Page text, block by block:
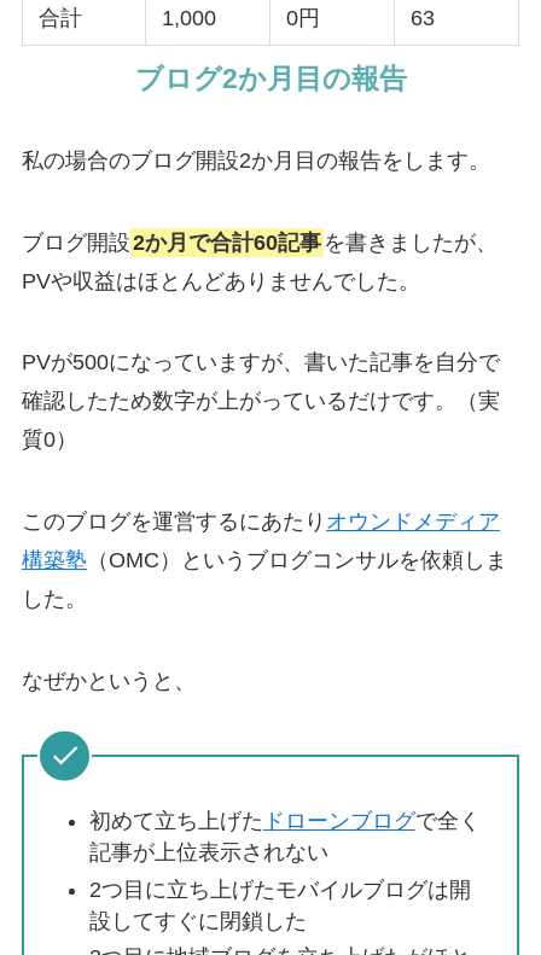
合計 1,000 0円 63
ブログ2か月目の報告
私の場合のブログ開設2か月目の報告をします。
ブログ開設2か月で合計60記事 を書きましたが、
PVや収益はほとんどありませんでした。
PVが500になっていますが、書いた記事を自分で
確認したため数字が上がっているだけです。（実
質0）
このブログを運営するにあたり オウンドメディア
構築塾 （OMC）というブログコンサルを依頼しま
した。
なぜかというと、
初めて立ち上げた ドローンブログで全く
記事が上位表示されない
2つ目に立ち上げたモバイルブログは開
設してすぐに閉鎖した